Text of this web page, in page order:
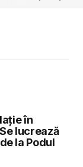
în
lucrează
la Podul